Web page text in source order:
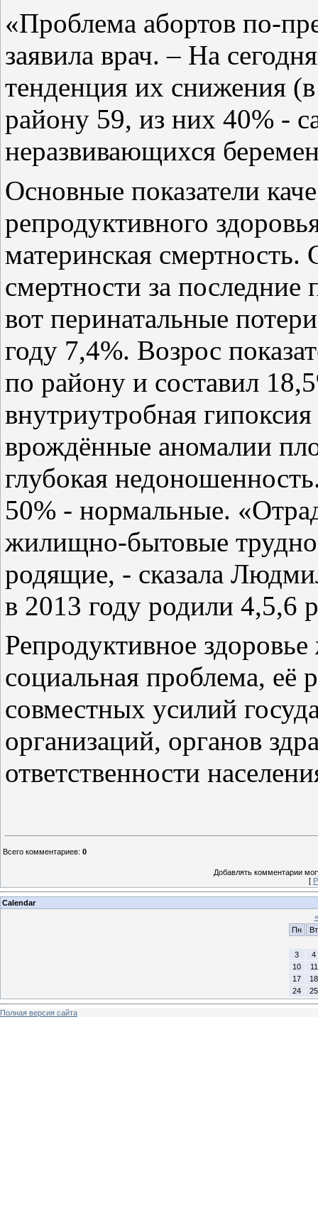
«Проблема абортов по-
заявила врач. – На
тенденция их снижения
району 59, из них 40% -
неразвивающихся
Основные показатели
репродуктивного
материнская смертность.
смертности за последние
вот перинатальные
году 7,4%. Возрос
по району и составил
внутриутробная
врождённые аномалии
глубокая
50% - нормальные.
жилищно-бытовые
родящие, - сказала
в 2013 году родили 4,5,6
Репродуктивное
социальная проблема, её
совместных усилий
организаций, органов
ответственности
Всего комментариев: 0
Добавлять комментарии
[
Calendar
«
Пн
Вт
3
4
10
11
17
18
24
25
Полная версия сайта